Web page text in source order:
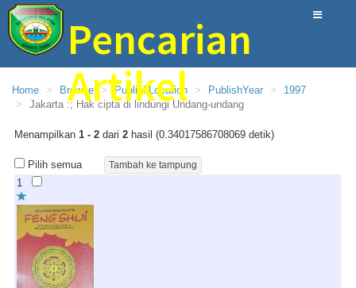
Pencarian
Artikel
Home Browse PublishLocation PublishYear
1997
Jakarta :; Hak cipta di lindungi Undang-undang
Menampilkan 1 - 2 dari 2 hasil (0.34017586708069 detik)
Pilih semua
1